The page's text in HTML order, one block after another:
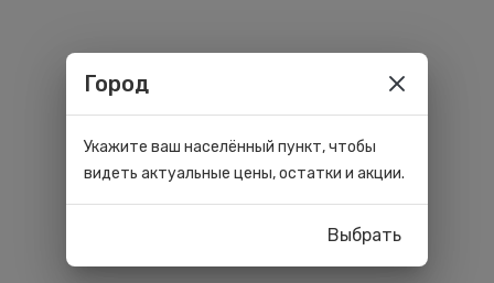
Город
Укажите ваш населённый пункт, чтобы
видеть актуальные цены, остатки и акции.
Выбрать